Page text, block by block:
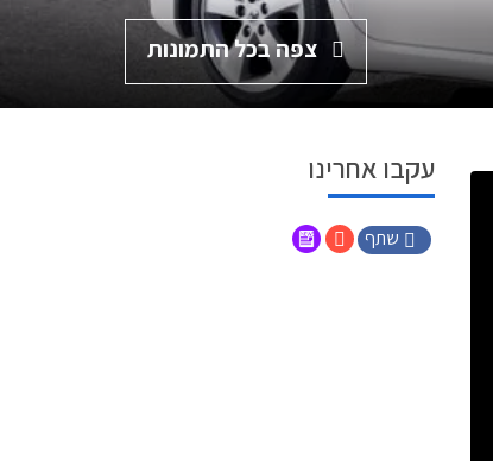
צפה בכל התמונות
עקבו אחרינו
שתף